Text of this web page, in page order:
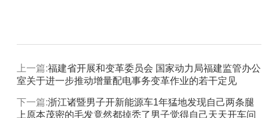
上一篇:福建省开展和变革委员会 国家动力局福建监管办公
室关于进一步推动增量配电事务变革作业的若干定见
下一篇:浙江诸暨男子开新能源车1年猛地发现自己两条腿
上原本茂密的毛发竟然都掉秃了男子觉得自己天天开车问